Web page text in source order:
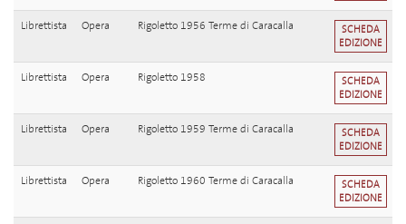
Librettista Opera Rigoletto 1956 Terme di Caracalla
SCHEDA
EDIZIONE
Librettista Opera Rigoletto 1958
SCHEDA
EDIZIONE
Librettista Opera Rigoletto 1959 Terme di Caracalla
SCHEDA
EDIZIONE
Librettista Opera Rigoletto 1960 Terme di Caracalla
SCHEDA
EDIZIONE